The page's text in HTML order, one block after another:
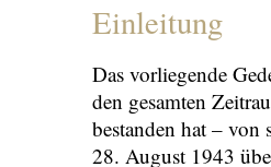
Einleitung
Das vorliegende
den gesamten
bestanden hat –
28. August 1943